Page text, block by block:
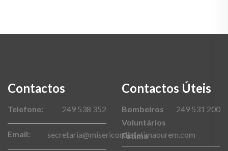
Contactos
Telefone: 249 538 352
Email: secretaria@misericordiafatimaourem.com
Contactos Úteis
Bombeiros
Voluntários
Fátima
249 531 200